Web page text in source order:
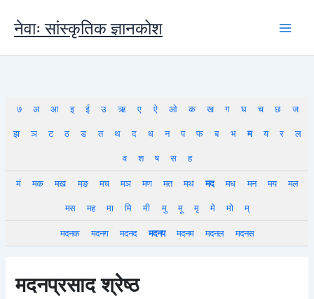
content
नेवाः सांस्कृतिक ज्ञानकोश
७ अ आ इ ई उ ऋ ए ऐ ओ क ख ग घ च छ
ज
झ
ञ ट ठ ड त थ द ध न प फ ब भ म य र
ल
व
श ष स
ह
मं
मक मख मङ मच मञ मण मत मथ मद मध मन मय
मल
मस
मह मा मि मी मु मू मृ मे मो
म्
मदनक
मदनग मदनद मदनप मदनम मदनल मदनस
मदनप्रसाद श्रेष्ठ